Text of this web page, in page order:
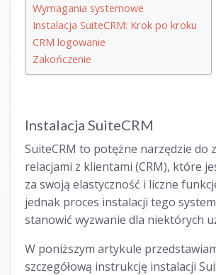
Wymagania systemowe
Instalacja SuiteCRM: Krok po kroku
CRM logowanie
Zakończenie
Instalacja SuiteCRM
SuiteCRM to potężne narzędzie do
relacjami z klientami (CRM), które
za swoją elastyczność i liczne
jednak proces instalacji tego
stanowić wyzwanie dla niektórych
W poniższym artykule
szczegółową instrukcję instalacji